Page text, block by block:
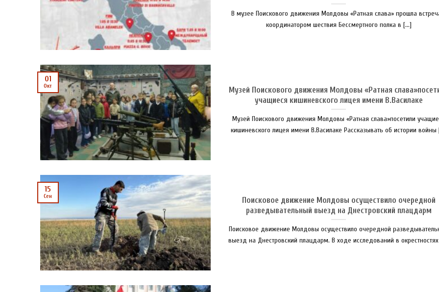
В музее Поискового движения Молдовы «Ратная слава» прошла
координатором шествия Бессмертного полка в [...]
Музей Поискового движения Молдовы «Ратная
учащиеся кишиневского лицея имени В.Василаке
Музей Поискового движения Молдовы «Ратная слава»посетили
кишиневского лицея имени В.Василаке Рассказывать об истории войны
01
Окт
Поисковое движение Молдовы осуществило очередной
разведывательный выезд на Днестровский плацдарм
Поисковое движение Молдовы осуществило очередной
выезд на Днестровский плацдарм. В ходе исследований в
15
Сен